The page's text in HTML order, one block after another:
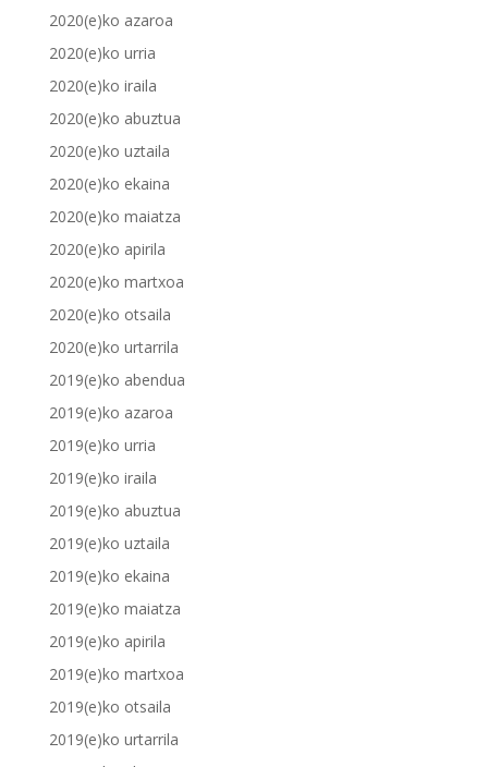
2020(e)ko azaroa
2020(e)ko urria
2020(e)ko iraila
2020(e)ko abuztua
2020(e)ko uztaila
2020(e)ko ekaina
2020(e)ko maiatza
2020(e)ko apirila
2020(e)ko martxoa
2020(e)ko otsaila
2020(e)ko urtarrila
2019(e)ko abendua
2019(e)ko azaroa
2019(e)ko urria
2019(e)ko iraila
2019(e)ko abuztua
2019(e)ko uztaila
2019(e)ko ekaina
2019(e)ko maiatza
2019(e)ko apirila
2019(e)ko martxoa
2019(e)ko otsaila
2019(e)ko urtarrila